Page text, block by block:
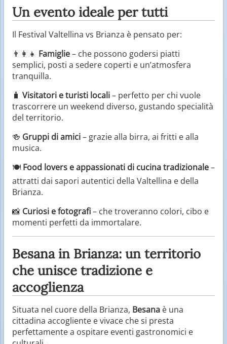
Un evento ideale per tutti
Il Festival Valtellina vs Brianza è pensato per:
👨‍👩‍👧 Famiglie– che possono godersi piatti
semplici, posti a sedere coperti e un’atmosfera
tranquilla.
🧳 Visitatori e turisti locali– perfetto per chi vuole
trascorrere un weekend diverso, gustando specialità
del territorio.
🍻 Gruppi di amici– grazie alla birra, ai fritti e alla
musica.
🍽 Food lovers e appassionati di cucina tradizionale–
attratti dai sapori autentici della Valtellina e della
Brianza.
📸 Curiosi e fotografi– che troveranno colori, cibo e
momenti perfetti da immortalare.
Besana in Brianza: un territorio
che unisce tradizione e
accoglienza
Situata nel cuore della Brianza, Besana è una
cittadina accogliente e vivace che si presta
perfettamente a ospitare eventi gastronomici e